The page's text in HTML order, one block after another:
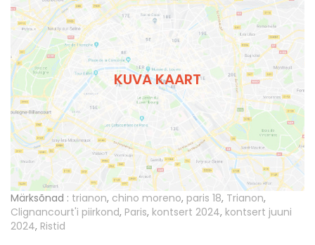
KUVA KAART
Märksõnad : trianon, chino moreno, paris 18, Trianon,
Clignancourt'i piirkond, Paris, kontsert 2024, kontsert juuni
2024, Ristid